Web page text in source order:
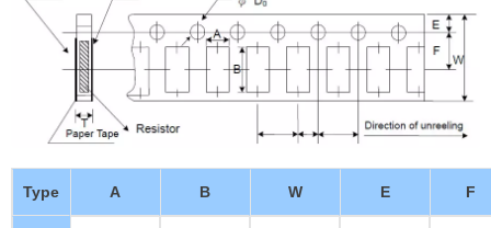
Type A B W E F